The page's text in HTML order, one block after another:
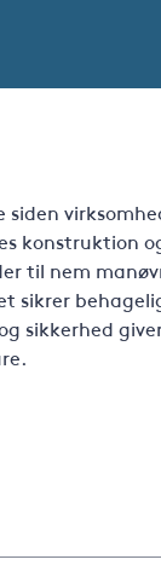
konstruktion
til nem
sikkerhed